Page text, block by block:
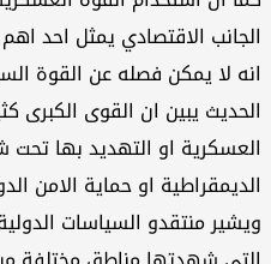
الجانب الاقتصادي يمثل احد
انه لا يمكن فصله عن القوة
الحديث يبين ان القوى الكبرى
العسكرية او التهديد بها
الديمقراطية او حماية الامن
ويشير منتقدو السياسات